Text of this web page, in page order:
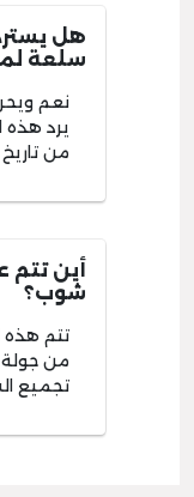
هل
سلعة
نعم
من تاريخ
أين تتم
شوب؟
تتم هذه
من جولة
تجميع